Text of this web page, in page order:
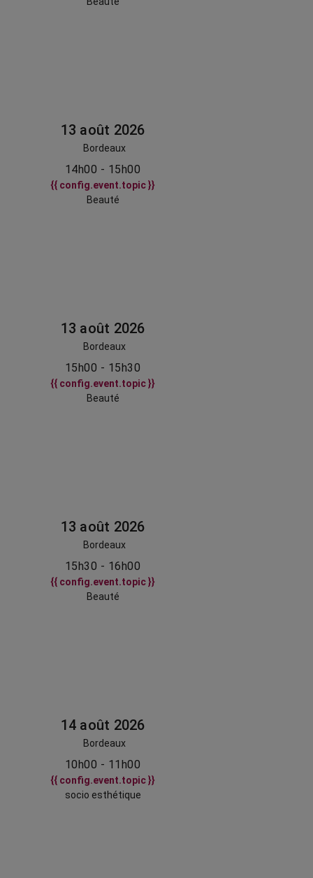
13 août 2026
Bordeaux
14h00 - 15h00
{{ config.event.topic }}
Beauté
13 août 2026
Bordeaux
15h00 - 15h30
{{ config.event.topic }}
Beauté
13 août 2026
Bordeaux
15h30 - 16h00
{{ config.event.topic }}
Beauté
14 août 2026
Bordeaux
10h00 - 11h00
{{ config.event.topic }}
socio esthétique